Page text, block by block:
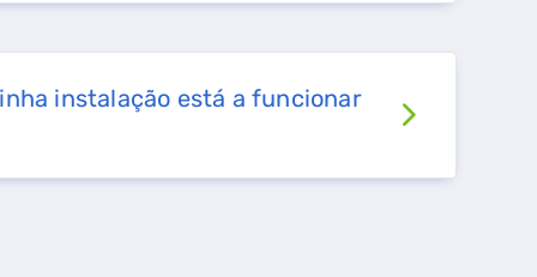
instalação está a funcionar